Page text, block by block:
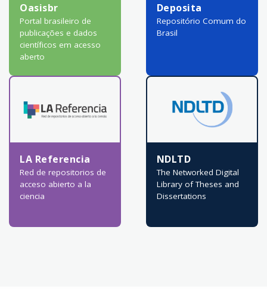
Oasisbr
Portal brasileiro de
publicações e dados
científicos em acesso
aberto
Deposita
Repositório Comum do
Brasil
LA Referencia
Red de repositorios de
acceso abierto a la
ciencia
NDLTD
The Networked Digital
Library of Theses and
Dissertations